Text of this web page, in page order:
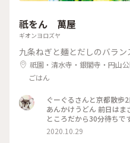
祇をん 萬屋
ギオンヨロズヤ
九条ねぎと麺とだしのバラン
祇園・清水寺・銀閣寺・円山
ごはん
ぐーぐるさんと京都散歩2日目5 お散歩の後は萬
あんかけうどん 前日はまさかの定休日、「今、満席になった
ところだから30分待ちで
ず♡︎😆 検温もして無事にいただきま
食欲の秋
2020.10.29